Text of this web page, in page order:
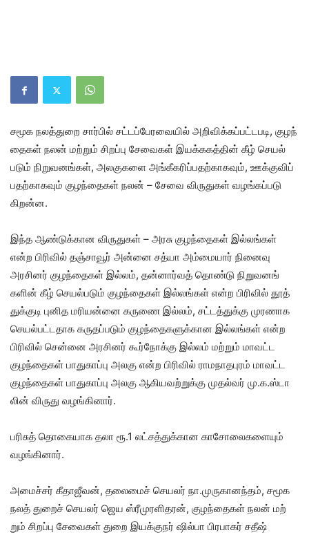
சமூக நலத்​துறை சார்​பில் சட்​டப்​பேர​வை​யில் அறிவிக்​கப்​பட்​டபடி, குழந்​
தைகள் நலன் மற்​றும் சிறப்பு சேவை​கள் இயக்​ககத்​தின் கீழ் செயல்​
படும் நிறுவனங்கள், அலகு​களை அங்​கீகரிப்​ப​தற்​காக​வும், ஊக்​கு​விப்​
ப​தற்​காக​வும் குழந்​தைகள் நலன் – சேவை விருதுகள் வழங்​கப்​படு​
கிறன்ன.
இந்த ஆண்​டுக்​கான விருதுகள் – அரசு குழந்​தைகள் இல்​லங்​கள்
என்ற பிரி​வில் தஞ்​சாவூர் அன்னை சத்யா அம்​மை​யார் நினைவு
அரசினர் குழந்​தைகள் இல்​லம், தன்​னார்​வத் தொண்டு நிறு​வனங்​
களின் கீழ் செயல்​படும் குழந்​தைகள் இல்​லங்​கள் என்ற பிரி​வில் தூத்​
துக்​குடி புனித மரியன்னை கருணை இல்​லம், சட்​டத்​துக்கு முரணாக
செயல்​பட்​ட​தாக கருதப்​படும் குழந்​தைகளுக்​கான இல்​லங்​கள் என்ற
பிரி​வில் சென்னை அரசினர் கூர்​நோக்கு இல்​லம் மற்​றும் மாவட்ட
குழந்தைகள் பாது​காப்பு அலகு என்ற பிரி​வில் ராம​நாத​புரம் மாவட்ட
குழந்தைகள் பாது​காப்பு அலகு ஆகிய​வற்​றுக்கு முதல்​வர் மு.க.ஸ்​டா​
லின் விருது வழங்கினார்.
பரிசுத் தொகை​யாக தலா ரூ.1 லட்​சத்​துக்​கான காசோலைகளை​யும்
வழங்​கி​னார்.
அமைச்​சர் கீ​தாஜீவன், தலை​மைச் செயலர் நா.​முரு​கானந்​தம், சமூக
நலத் துறைச் செயலர் ஜெய ஸ்ரீமுரளிதரன், குழந்தைகள் நலன் மற்​
றும் சிறப்பு சேவை​கள் துறை இயக்​குநர் ஷில்பா பிர​பாகர் சதீஷ்